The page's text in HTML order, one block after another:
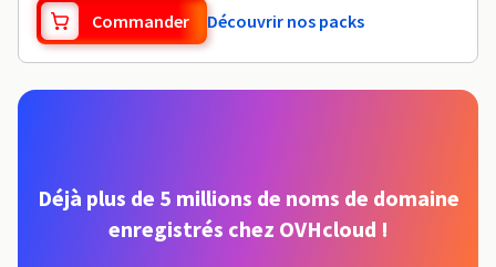
Commander Découvrir nos packs
Déjà plus de 5 millions de noms de domaine
enregistrés chez OVHcloud !